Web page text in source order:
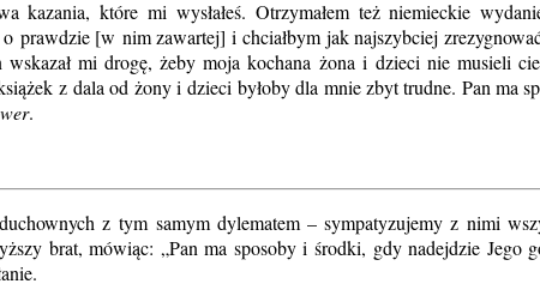
kazania, które mi wysłałeś. Otrzymałem też niemieckie
prawdzie [w nim zawartej] i chciałbym jak najszybciej
mi drogę, żeby moja kochana żona i dzieci nie musieli
z dala od żony i dzieci byłoby dla mnie zbyt trudne. Pan ma
.
z tym samym dylematem – sympatyzujemy z nimi
brat, mówiąc: „Pan ma sposoby i środki, gdy nadejdzie Jego